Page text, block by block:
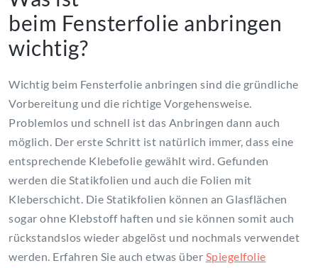
beim Fensterfolie anbringen
wichtig?
Wichtig beim Fensterfolie anbringen sind die gründliche
Vorbereitung und die richtige Vorgehensweise.
Problemlos und schnell ist das Anbringen dann auch
möglich. Der erste Schritt ist natürlich immer, dass eine
entsprechende Klebefolie gewählt wird. Gefunden
werden die Statikfolien und auch die Folien mit
Kleberschicht. Die Statikfolien können an Glasflächen
sogar ohne Klebstoff haften und sie können somit auch
rückstandslos wieder abgelöst und nochmals verwendet
werden. Erfahren Sie auch etwas über Spiegelfolie